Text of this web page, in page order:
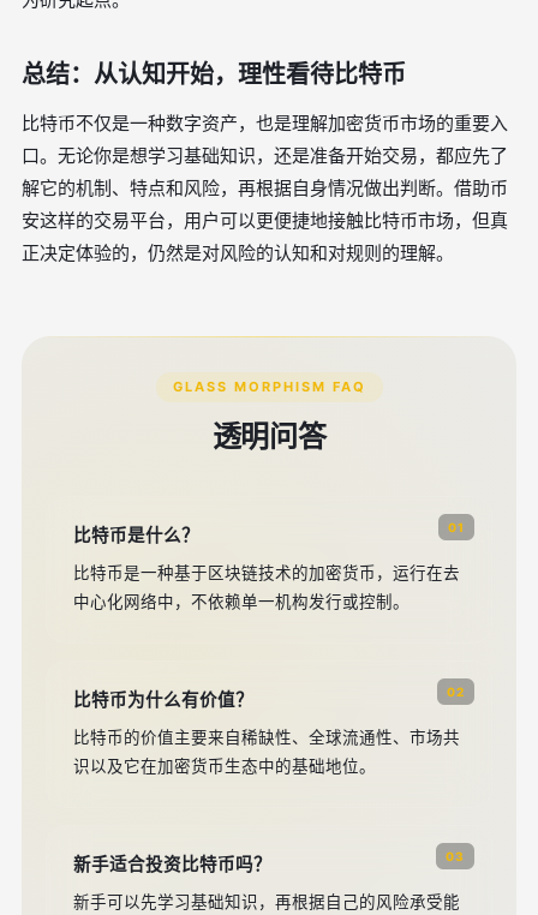
总结：从认知开始，理性看待比特币
比特币不仅是一种数字资产，也是理解加密货币市场的重要入
口。无论你是想学习基础知识，还是准备开始交易，都应先了
解它的机制、特点和风险，再根据自身情况做出判断。借助币
安这样的交易平台，用户可以更便捷地接触比特币市场，但真
正决定体验的，仍然是对风险的认知和对规则的理解。
GLASS MORPHISM FAQ
透明问答
01
比特币是什么？
比特币是一种基于区块链技术的加密货币，运行在去
中心化网络中，不依赖单一机构发行或控制。
02
比特币为什么有价值？
比特币的价值主要来自稀缺性、全球流通性、市场共
识以及它在加密货币生态中的基础地位。
03
新手适合投资比特币吗？
新手可以先学习基础知识，再根据自己的风险承受能